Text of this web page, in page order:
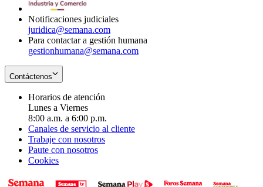
Notificaciones judiciales
juridica@semana.com
Para contactar a gestión humana
gestionhumana@semana.com
Contáctenos
Horarios de atención
Lunes a Viernes
8:00 a.m. a 6:00 p.m.
Canales de servicio al cliente
Trabaje con nosotros
Paute con nosotros
Cookies